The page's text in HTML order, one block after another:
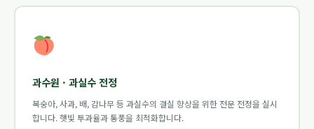
과수원 · 과실수 전정
복숭아, 사과, 배, 감나무 등 과실수의 결실 향상을 위한 전문 전정을 실시
합니다. 햇빛 투과율과 통풍을 최적화합니다.